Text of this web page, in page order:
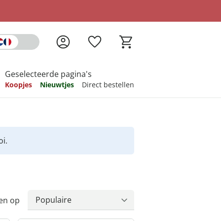
Geselecteerde pagina's
Koopjes Nieuwtjes Direct bestellen
op